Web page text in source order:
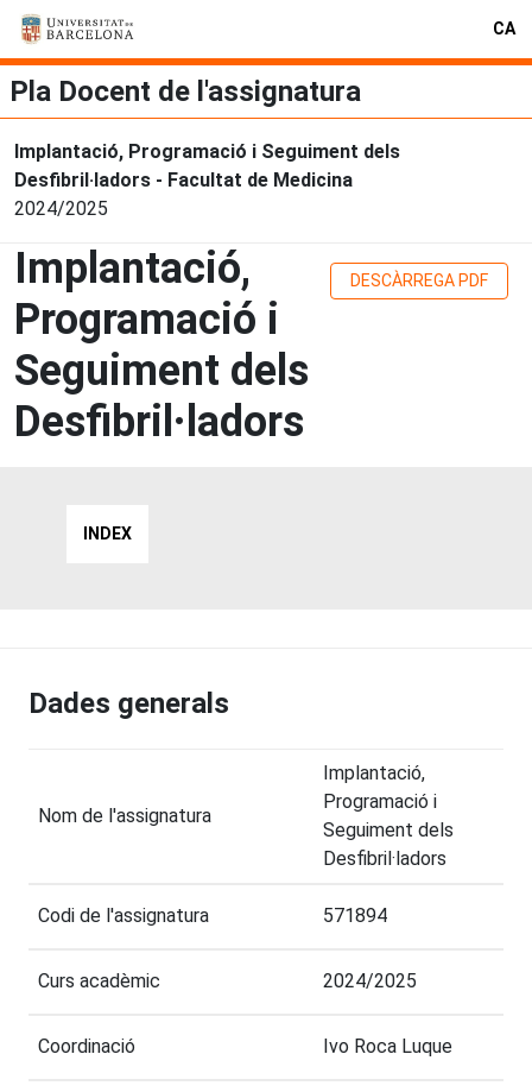
CA
Pla Docent de l'assignatura
Implantació, Programació i Seguiment dels
Desfibril·ladors - Facultat de Medicina
2024/2025
Implantació,
Programació i
Seguiment dels
Desfibril·ladors
DESCÀRREGA PDF
INDEX
Dades generals
Nom de l'assignatura
Implantació,
Programació i
Seguiment dels
Desfibril·ladors
Codi de l'assignatura 571894
Curs acadèmic 2024/2025
Coordinació Ivo Roca Luque